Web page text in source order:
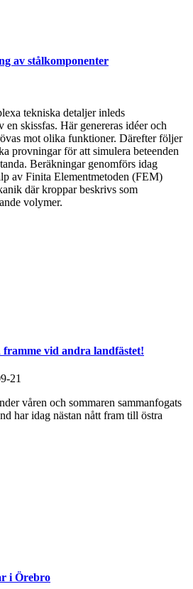
av stålkomponenter
tekniska detaljer inleds
en skissfas. Här genereras idéer och
mot olika funktioner. Därefter följer
provningar för att simulera beteenden
Beräkningar genomförs idag
av Finita Elementmetoden (FEM)
där kroppar beskrivs som
volymer.
vid andra landfästet!
21
våren och sommaren sammanfogats
har idag nästan nått fram till östra
i Örebro